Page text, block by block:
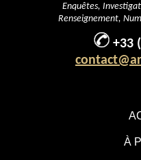
À
Enquêtes,
Renseignement,
+33